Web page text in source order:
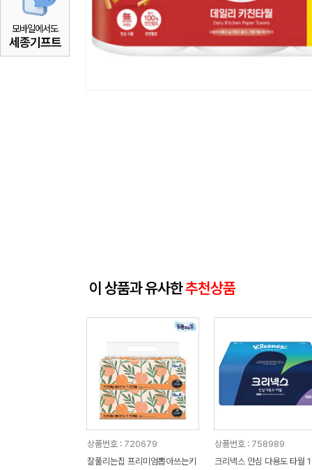
모바일에서도
세종기프트
이 상품과 유사한추천상품
상품번호 : 720679
잘풀리는집 프리미엄뽑아쓰는키
상품번호 : 758989
크리넥스 안심 다용도 타월